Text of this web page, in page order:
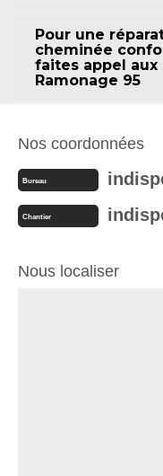
Pour une
cheminée
faites appel aux
Ramonage 95
Nos coordonnées
Bureau
Chantier
Nous localiser